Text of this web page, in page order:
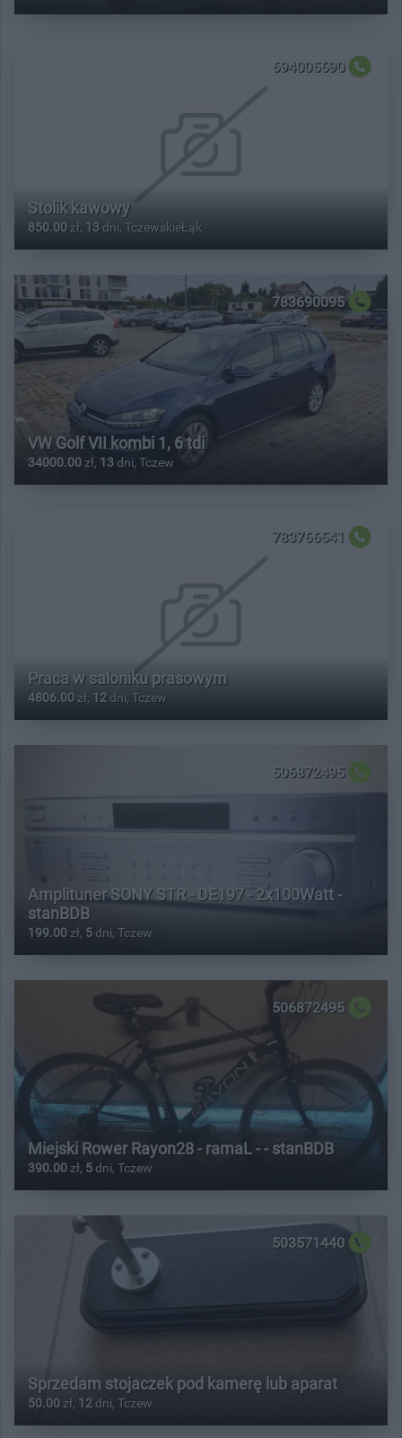
694005690
Stolik kawowy
850.00 zł, 13 dni, TczewskieŁąk
783690095
VW Golf VII kombi 1, 6 tdi
34000.00 zł, 13 dni, Tczew
783766541
Praca w saloniku prasowym
4806.00 zł, 12 dni, Tczew
506872495
Amplituner SONY STR - DE197 - 2x100Watt -
stanBDB
199.00 zł, 5 dni, Tczew
506872495
Miejski Rower Rayon28 - ramaL - - stanBDB
390.00 zł, 5 dni, Tczew
503571440
Sprzedam stojaczek pod kamerę lub aparat
50.00 zł, 12 dni, Tczew